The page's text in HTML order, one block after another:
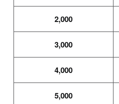
2,000
3,000
4,000
5,000